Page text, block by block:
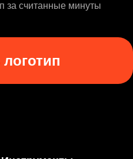
за считанные минуты